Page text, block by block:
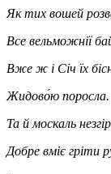
Як тих вошей
Все вельможнії
Вже ж і Січ їх
Жидово́ю поросла.
Та й москаль
Добре вміє гріти